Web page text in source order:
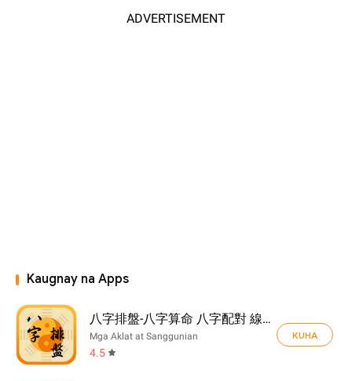
ADVERTISEMENT
Kaugnay na Apps
八字排盤-八字算命 八字配對 線上算命 生辰八字查詢
Mga Aklat at Sanggunian
4.5
KUHA